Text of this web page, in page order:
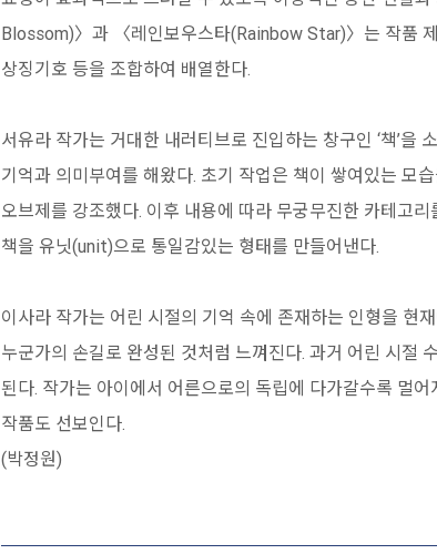
Blossom)〉과 〈레인보우스타(Rainbow Star)〉는 작품
상징기호 등을 조합하여 배열한다.
서유라 작가는 거대한 내러티브로 진입하는 창구인 ‘책’
기억과 의미부여를 해왔다. 초기 작업은 책이 쌓여있는 모
오브제를 강조했다. 이후 내용에 따라 무궁무진한 카테고
책을 유닛(unit)으로 통일감있는 형태를 만들어낸다.
이사라 작가는 어린 시절의 기억 속에 존재하는 인형을 현
누군가의 손길로 완성된 것처럼 느껴진다. 과거 어린 시절
된다. 작가는 아이에서 어른으로의 독립에 다가갈수록 멀
작품도 선보인다.
(박정원)